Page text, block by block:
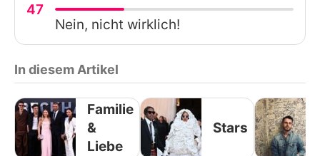
47
Nein, nicht wirklich!
In diesem Artikel
Familie
&
Liebe
Stars